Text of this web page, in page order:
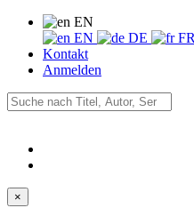
EN
EN
DE
FR
Kontakt
Anmelden
×